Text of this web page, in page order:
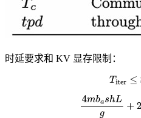
时延要求和 KV 显存限制：
Titer≤
4mbashL g 2